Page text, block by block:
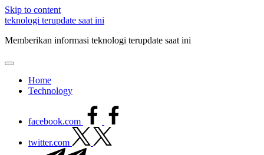
Skip to content
teknologi terupdate saat ini
Memberikan informasi teknologi terupdate saat ini
Home
Technology
facebook.com
twitter.com